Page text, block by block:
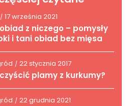
/ 17 września 2021
z niczego – pomysły
i tani obiad bez mięsa
/ 22 stycznia 2017
plamy z kurkumy?
/ 22 grudnia 2021